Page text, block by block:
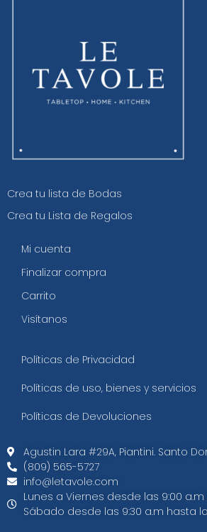
Crea tu lista de Bodas
Crea tu Lista de Regalos
Mi cuenta
Finalizar compra
Carrito
Visítanos
Políticas de Privacidad
Políticas de uso, bienes y servicios
Políticas de Devoluciones
Agustin Lara #29A, Piantini. Santo
(809) 565-5727
info@letavole.com
Lunes a Viernes desde las 9:00
Sábado desde las 9:30 a.m hasta